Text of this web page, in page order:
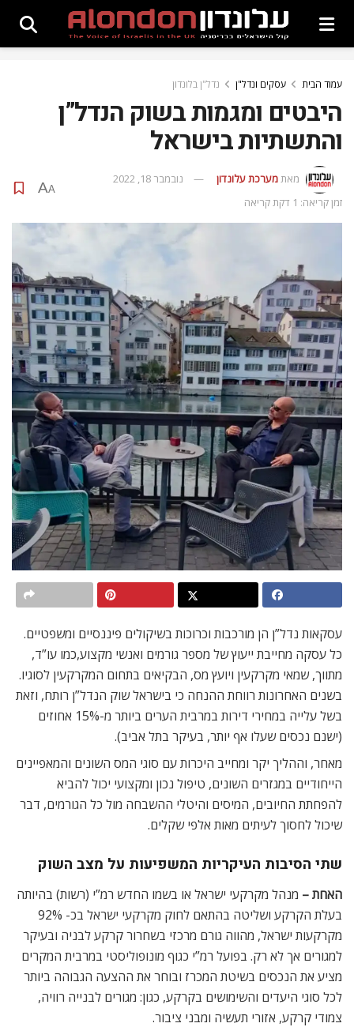
עמוד הבית עסקים ונדל"ן נדל"ן בלונדון
היבטים ומגמות בשוק הנדל”ן
והתשתיות בישראל
מאתמערכת עלונדון
נובמבר 18, 2022
זמן קריאה: 1 דקת קריאה
A
A
עסקאות נדל”ן הן מורכבות וכרוכות בשיקולים פיננסיים ומשפטיים.
כל עסקה מחייבת ייעוץ של מספר גורמים ואנשי מקצוע,כמו עו”ד,
מתווך, שמאי מקרקעין ויועץ מס, הבקיאים בתחום המקרקעין לסוגיו.
בשנים האחרונות רווחת ההנחה כי בישראל שוק הנדל”ן רותח, וזאת
בשל עלייה במחירי דירות במרבית הערים ביותר מ-15% אחוזים
(ישנם נכסים שעלו אף יותר, בעיקר בתל אביב).
מאחר, וההליך יקר ומחייב היכרות עם סוגי המס השונים והמאפיינים
הייחודיים במגזרים השונים, טיפול נכון ומקצועי יכול להביא
להפחתת החיובים, המיסים והיטלי ההשבחה מול כל הגורמים, דבר
שיכול לחסוך לעיתים מאות אלפי שקלים.
שתי הסיבות העיקריות המשפיעות על מצב השוק
האחת – מנהל מקרקעי ישראל או בשמו החדש רמ”י (רשות) בהיותה
בעלת הקרקע ושליטה בהתאם לחוק מקרקעי ישראל בכ- 92%
מקרקעות ישראל, מהווה גורם מרכזי בשחרור קרקע לבניה ובעיקר
למגורים אך לא רק. בפועל רמ”י כגוף מונופוליסטי במרבית המקרים
מציע את הנכסים בשיטת המכרז ובוחר את ההצעה הגבוהה ביותר
לכל סוגי היעדים והשימושים בקרקע, כגון: מגורים לבנייה רוויה,
צמודי קרקע, אזורי תעשיה ומבני ציבור.